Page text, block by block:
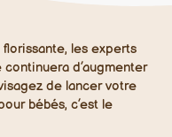
les experts
d’augmenter
de lancer votre
bébés, c’est le